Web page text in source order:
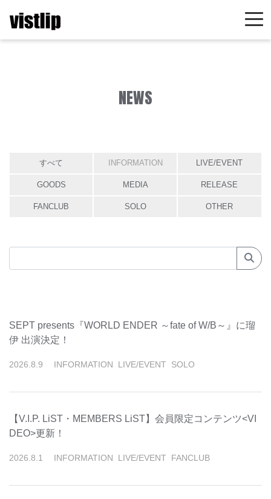
NEWS
すべて INFORMATION LIVE/EVENT
GOODS MEDIA RELEASE
FANCLUB SOLO OTHER
SEPT presents『WORLD ENDER ～fate of W/B～』に瑠
伊 出演決定！
2026 8 9 INFORMATION LIVE/EVENT SOLO
【V.I.P. LiST・MEMBERS LiST】会員限定コンテンツ<VI
DEO>更新！
2026 8 1 INFORMATION LIVE/EVENT FANCLUB